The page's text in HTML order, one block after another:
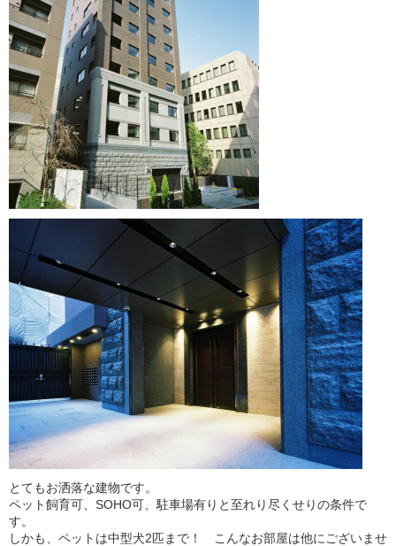
とてもお洒落な建物です。
ペット飼育可、SOHO可、駐車場有りと至れり尽くせりの条件で
す。
しかも、ペットは中型犬2匹まで！ こんなお部屋は他にございませ